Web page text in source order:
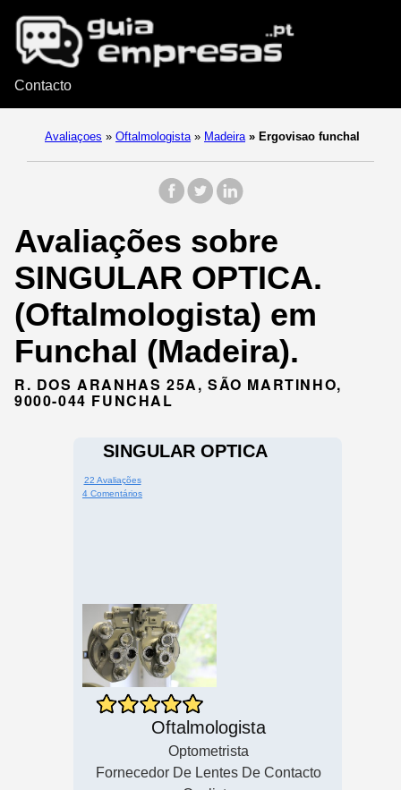
Contacto
Avaliaçoes » Oftalmologista » Madeira » Ergovisao funchal
Avaliações sobre
SINGULAR OPTICA.
(Oftalmologista) em
Funchal (Madeira).
R. DOS ARANHAS 25A, SÃO MARTINHO,
9000-044 FUNCHAL
SINGULAR OPTICA
22 Avaliações
4 Comentários
Oftalmologista
Optometrista
Fornecedor De Lentes De Contacto